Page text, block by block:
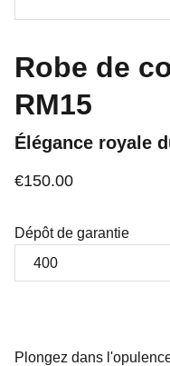
Robe de
RM15
Élégance royale
€150.00
Dépôt de garantie
Plongez dans